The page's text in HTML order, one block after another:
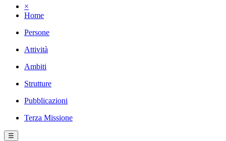
×
Home
Persone
Attività
Ambiti
Strutture
Pubblicazioni
Terza Missione
☰